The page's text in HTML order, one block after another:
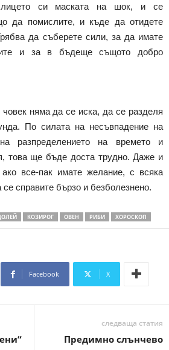
лицето си маската на шок, и се
да помислите, и къде да отидете
да съберете сили, за да имате
и за в бъдеще същото добро
няма да се иска, да се разделя
По силата на несъвпадение на
разпределението на времето и
това ще бъде доста трудно. Даже и
все-пак имате желание, с всяка
справите бързо и безболезнено.
КОЗИРОГ ОВЕН РИБИ ХОРОСКОП
Facebook X
следваща статия
Предимно слънчево